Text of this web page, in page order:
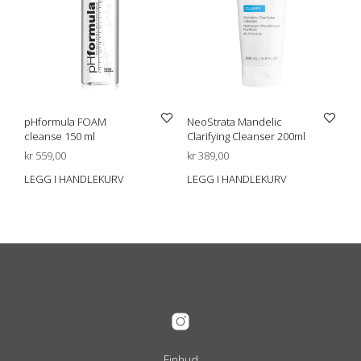
pHformula FOAM
cleanse 150 ml
kr 559,00
LEGG I HANDLEKURV
NeoStrata Mandelic
Clarifying Cleanser 200ml
kr389,00
LEGG I HANDLEKURV